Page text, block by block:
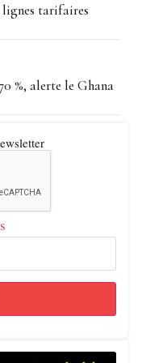
incursions de
provoquée par le
2023.
persistante
de
par les forces
lignes tarifaires
%, alerte le Ghana